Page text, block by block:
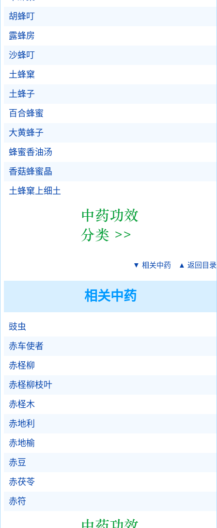
胡蜂叮
露蜂房
沙蜂叮
土蜂窠
土蜂子
百合蜂蜜
大黄蜂子
蜂蜜香油汤
香菇蜂蜜晶
土蜂窠上细土
▼ 相关中药 ▲ 返回目录
相关中药
豉虫
赤车使者
赤柽柳
赤柽柳枝叶
赤柽木
赤地利
赤地榆
赤豆
赤茯苓
赤符